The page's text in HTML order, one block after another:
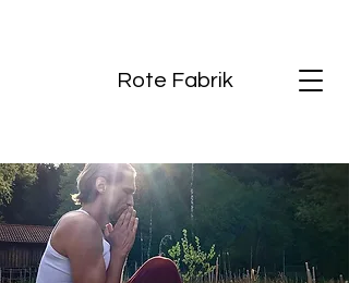
Rote Fabrik